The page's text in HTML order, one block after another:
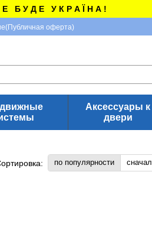
Б У Д Е У К Р А Ї Н А !
оферта)
Аксессуары к
двери
по популярности